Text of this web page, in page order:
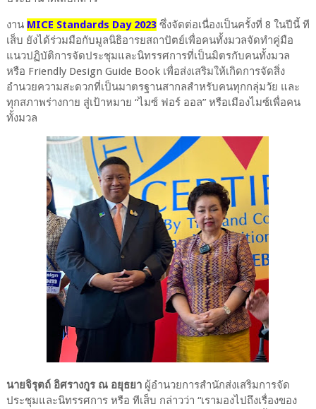
งาน MICE Standards Day 2023ซึ่งจัดต่อเนื่องเป็นครั้งที่ 8 ในปีนี้ ที
เส็บ ยังได้ร่วมมือกับมูลนิธิอารยสถาปัตย์เพื่อคนทั้งมวลจัดทำคู่มือ
แนวปฏิบัติการจัดประชุมและนิทรรศการที่เป็นมิตรกับคนทั้งมวล
หรือ Friendly Design Guide Book เพื่อส่งเสริมให้เกิดการจัดสิ่ง
อำนวยความสะดวกที่เป็นมาตรฐานสากลสำหรับคนทุกกลุ่มวัย และ
ทุกสภาพร่างกาย สู่เป้าหมาย “ไมซ์ ฟอร์ ออล” หรือเมืองไมซ์เพื่อคน
ทั้งมวล
นายจิรุตถ์ อิศรางกูร ณ อยุธยาผู้อำนวยการสำนักส่งเสริมการจัด
ประชุมและนิทรรศการ หรือ ทีเส็บ กล่าวว่า “เรามองไปถึงเรื่องของ